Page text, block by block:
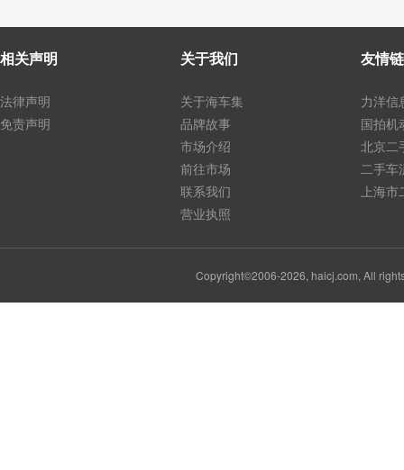
相关声明
法律声明
免责声明
关于我们
关于海车集
品牌故事
市场介绍
前往市场
联系我们
营业执照
友情
力洋信
国拍机
北京二
二手车
上海
Copyright©2006-2026, haicj.com, All